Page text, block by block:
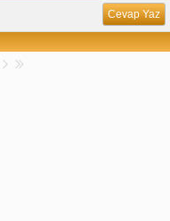
Cevap Yaz